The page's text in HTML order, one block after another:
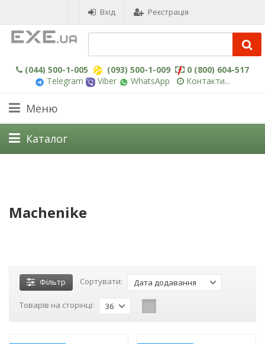
Вхід Реєстрація
(044) 500-1-005 (093) 500-1-009
0 (800) 604-517
Telegram
Viber WhatsApp Контакти...
Меню
Каталог
Machenike
Фільтр Сортувати: Дата додавання
Товарів на сторінці: 36